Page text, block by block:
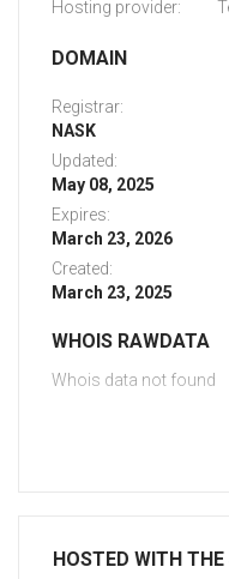
Hosting provider:
DOMAIN
Registrar:
NASK
Updated:
May 08, 2025
Expires:
March 23, 2026
Created:
March 23, 2025
WHOIS RAWDATA
Whois data not found
HOSTED WITH